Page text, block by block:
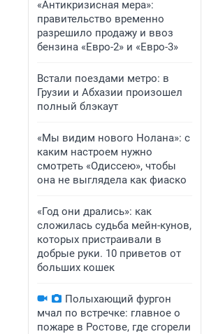
«Антикризисная мера»:
правительство временно
разрешило продажу и ввоз
бензина «Евро-2» и «Евро-3»
Встали поездами метро: в
Грузии и Абхазии произошел
полный блэкаут
«Мы видим нового Нолана»: с
каким настроем нужно
смотреть «Одиссею», чтобы
она не выглядела как фиаско
«Год они дрались»: как
сложилась судьба мейн-кунов,
которых пристраивали в
добрые руки. 10 приветов от
больших кошек
Полыхающий фургон
мчал по встречке: главное о
пожаре в Ростове, где сгорели